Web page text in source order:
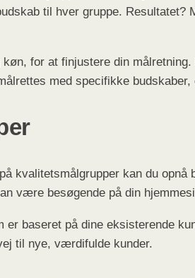
til hver gruppe.
for at finjustere din
med specifikke budskaber,
kvalitetsmålgrupper kan du
være besøgende på din
er baseret på dine eksisterende
til nye, værdifulde kunder.